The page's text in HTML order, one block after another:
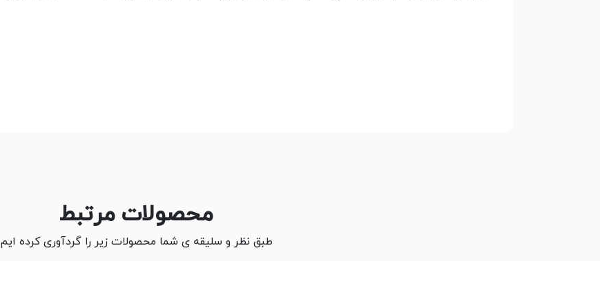
محصولات مرتبط
طبق نظر و سلیقه ی شما محصولات زیر را گردآوری کرده ایم